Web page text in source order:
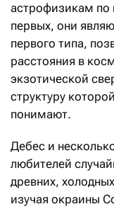
астрофизикам по
первых, они
первого типа,
расстояния в
экзотической
структуру
понимают.
Дебес и
любителей
древних,
изучая окраины